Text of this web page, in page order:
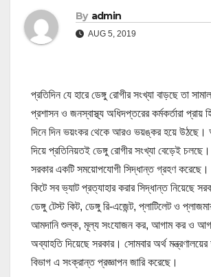
By admin
AUG 5, 2019
প্রতিদিন যে হারে ডেঙ্গু রোগীর সংখ্যা বাড়ছে তা
প্রশাসন ও জনস্বাস্থ্য অধিদপ্তরের কর্মকর্তারা প্রায়
দিনে দিন ভয়ংকর থেকে আরও ভয়ঙ্কর হয়ে উঠছে।
দিয়ে প্রতিনিয়তই ডেঙ্গু রোগীর সংখ্যা বেড়েই চলছে।
সরকার একটি সময়োপযোগী সিদ্ধান্ত গ্রহণ করেছে।
কিটে সব ভ্যাট প্রত্যাহার করার সিদ্ধান্ত নিয়েছে
ডেঙ্গু টেস্ট কিট, ডেঙ্গু রি-এজেন্ট, প্লাটিলেট ও
আমদানি শুল্ক, মূল্য সংযোজন কর, আগাম কর ও
অব্যাহতি দিয়েছে সরকার। সোমবার অর্থ
বিভাগ এ সংক্রান্ত প্রজ্ঞাপন জারি করেছে।